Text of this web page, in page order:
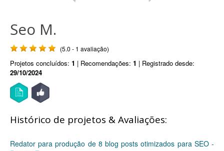
Seo M.
(5.0 - 1 avaliação)
Projetos concluídos: 1 | Recomendações: 1 | Registrado desde:
29/10/2024
Histórico de projetos & Avaliações:
Redator para produção de 8 blog posts otimizados para SEO -